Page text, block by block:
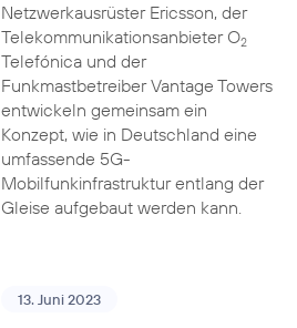
Netzwerkausrüster Ericsson, der
Telekommunikationsanbieter O2
Telefónica und der
Funkmastbetreiber Vantage Towers
entwickeln gemeinsam ein
Konzept, wie in Deutschland eine
umfassende 5G-
Mobilfunkinfrastruktur entlang der
Gleise aufgebaut werden kann.
13. Juni 2023